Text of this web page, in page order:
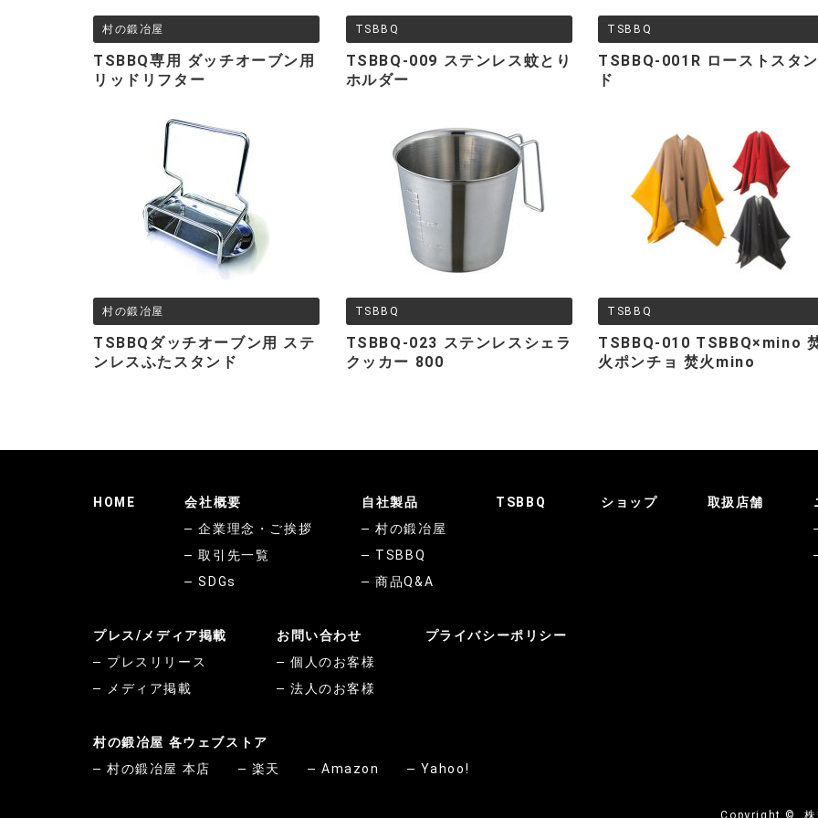
村の鍛冶屋
,
TSBBQ
TSBBQ専用 ダッチオーブン用
リッドリフター
TSBBQ
TSBBQ-009 ステンレス蚊とり
ホルダー
TSBBQ
TSBBQ-001R ローストスタ
ド
村の鍛冶屋
,
TSBBQ
TSBBQダッチオーブン用 ステ
ンレスふたスタンド
TSBBQ
TSBBQ-023 ステンレスシェラ
クッカー 800
TSBBQ
TSBBQ-010 TSBBQ×mino
火ポンチョ 焚火mino
HOME
会社概要
企業理念・ご挨拶
取引先一覧
SDGs
自社製品
村の鍛冶屋
TSBBQ
商品Q&A
TSBBQ ショップ 取扱店舗
プレス/メディア掲載
プレスリリース
メディア掲載
お問い合わせ
個人のお客様
法人のお客様
プライバシーポリシー
村の鍛冶屋 各ウェブストア
村の鍛冶屋 本店
楽天 Amazon Yahoo!
Copyright ©